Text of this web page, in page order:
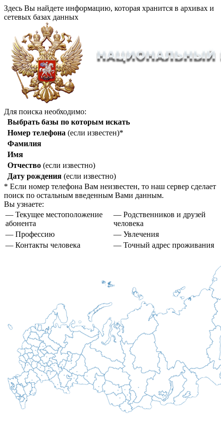
Здесь Вы найдете информацию, которая хранится в архивах и
сетевых базах данных
Для поиска необходимо:
Выбрать базы по которым искать
Номер телефона (если известен)*
Фамилия
Имя
Отчество (если известно)
Дату рождения (если известно)
* Если номер телефона Вам неизвестен, то наш сервер сделает
поиск по остальным введенным Вами данным.
Вы узнаете:
— Текущее местоположение
абонента
— Родственников и друзей
человека
— Профессию
— Увлечения
— Контакты человека
— Точный адрес проживания